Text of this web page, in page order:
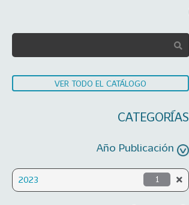
VER TODO EL CATÁLOGO
CATEGORÍAS
Año Publicación
2023 1